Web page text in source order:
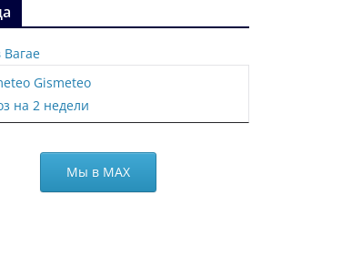
Вагае
Gismeteo
на 2 недели
Мы в МАХ